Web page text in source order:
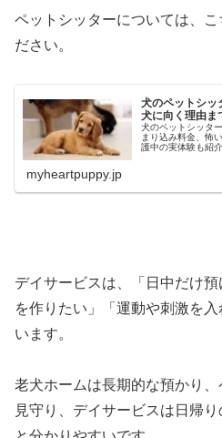
ペットシッターについては、こ
ださい。
犬のペットシッ
犬に向く理由ま
犬のペットシッタ
まり込み料金、怖
護中の実体験も紹介
myheartpuppy.jp
デイサービスは、「日中だけ
を作りたい」「運動や刺激を
います。
老犬ホームは長期的な預かり
見守り、デイサービスは日帰